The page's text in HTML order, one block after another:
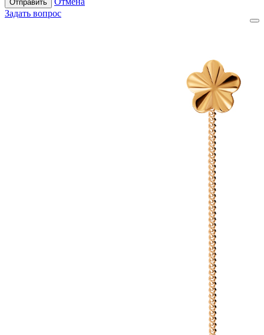
Отправить
Задать вопрос